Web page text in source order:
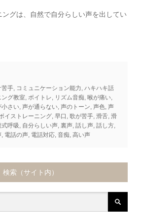
グは、自然で自分らしい声を出してい
苦手, コミュニケーション能力,ハキハキ話
ング教室,ボイトレ, リズム音痴,喉が痛い,
小さい,声が通らない,声のトーン,声色,声
イストレーニング,早口 ,歌が苦手,滑舌,滑
式呼吸, 自分らしい声,裏声,話し声,話し方,
, 電話の声, 電話対応,音痴,高い声
検索（サイト内）